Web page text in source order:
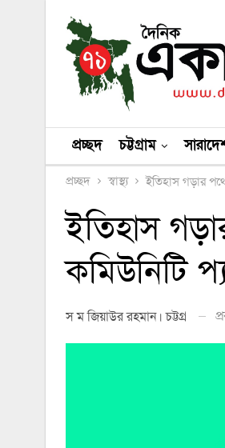
প্রচ্ছদ চট্টগ্রাম
প্রচ্ছদ স্বাস্থ্য ইতিহাস গড়ার
ইতিহাস
কমিউনিটি
স ম জিয়াউর রহমান। চট্টগ্রাম